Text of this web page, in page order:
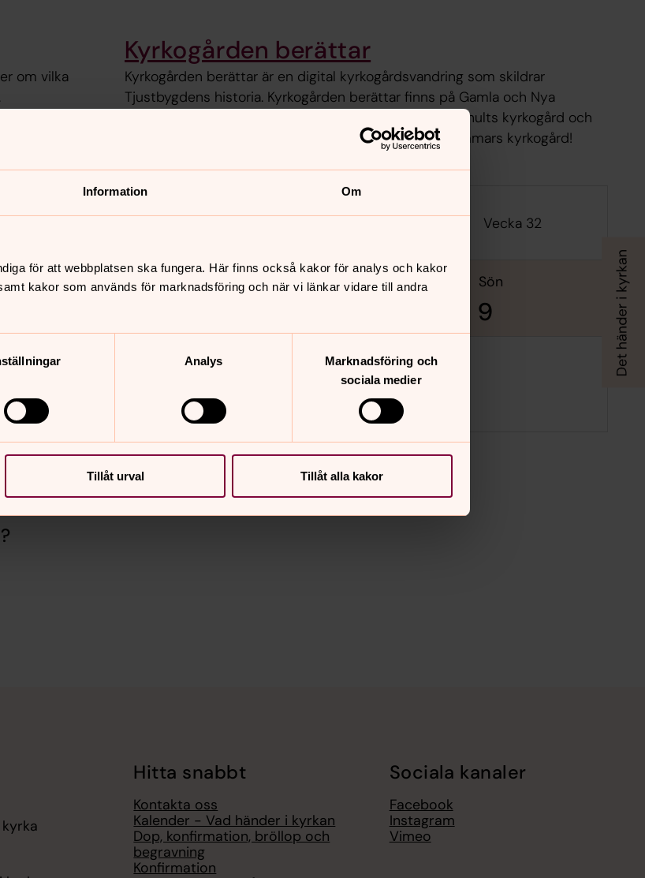
Information Om
för att webbplatsen ska fungera. Här finns också kakor för analys och kakor
kakor som används för marknadsföring och när vi länkar vidare till andra
Analys
Marknadsföring och
sociala medier
Tillåt urval Tillåt alla kakor
om vilka
Kyrkogården berättar
Kyrkogården berättar är en digital kyrkogårdsvandring som skildrar
Tjustbygdens historia. Kyrkogården berättar finns på Gamla och Nya
kyrkogården i Västervik, Ankarsrums kyrkogård, Misterhults kyrkogård och
från och med allhelgonahelgen 2024 även på Gladhammars kyrkogård!
augusti 2026 Vecka 32
tor fre lör sön
9
Hitta snabbt
Kontakta oss
Kalender - Vad händer i kyrkan
Dop, konfirmation, bröllop och
begravning
Konfirmation
Sociala kanaler
Facebook
Instagram
Vimeo